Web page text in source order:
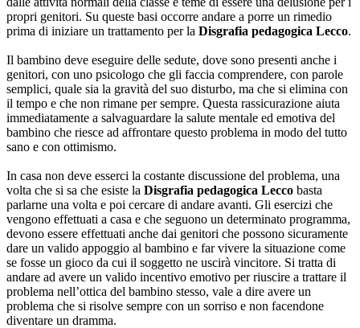
propri genitori. Su queste basi occorre andare a porre un rimedio
prima di iniziare un trattamento per la Disgrafia pedagogica Lecco.
Il bambino deve eseguire delle sedute, dove sono presenti anche i
genitori, con uno psicologo che gli faccia comprendere, con parole
semplici, quale sia la gravità del suo disturbo, ma che si elimina con
il tempo e che non rimane per sempre. Questa rassicurazione aiuta
immediatamente a salvaguardare la salute mentale ed emotiva del
bambino che riesce ad affrontare questo problema in modo del tutto
sano e con ottimismo.
In casa non deve esserci la costante discussione del problema, una
volta che si sa che esiste la Disgrafia pedagogica Lecco basta
parlarne una volta e poi cercare di andare avanti. Gli esercizi che
vengono effettuati a casa e che seguono un determinato programma,
devono essere effettuati anche dai genitori che possono sicuramente
dare un valido appoggio al bambino e far vivere la situazione come
se fosse un gioco da cui il soggetto ne uscirà vincitore. Si tratta di
andare ad avere un valido incentivo emotivo per riuscire a trattare il
problema nell’ottica del bambino stesso, vale a dire avere un
problema che si risolve sempre con un sorriso e non facendone
diventare un dramma.